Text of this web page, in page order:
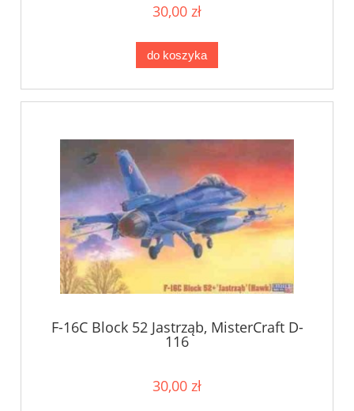
30,00 zł
do koszyka
F-16C Block 52 Jastrząb, MisterCraft D-
116
30,00 zł